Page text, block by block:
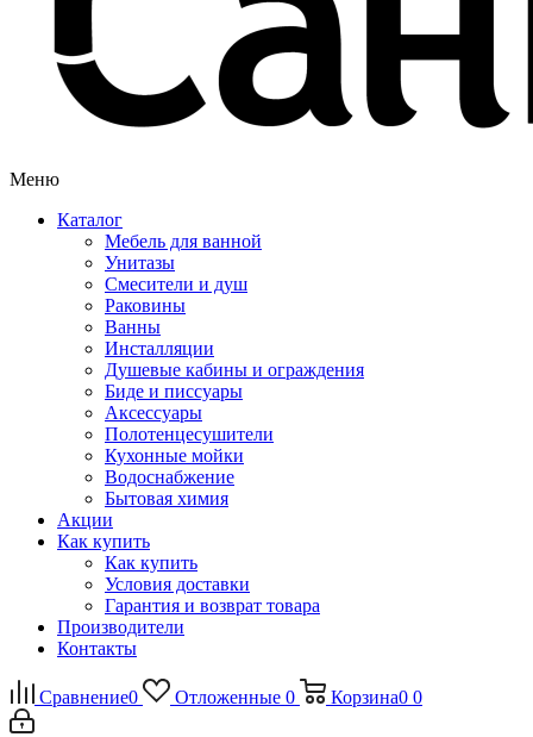
Меню
Каталог
Мебель для ванной
Унитазы
Смесители и душ
Раковины
Ванны
Инсталляции
Душевые кабины и ограждения
Биде и писсуары
Аксессуары
Полотенцесушители
Кухонные мойки
Водоснабжение
Бытовая химия
Акции
Как купить
Как купить
Условия доставки
Гарантия и возврат товара
Производители
Контакты
Сравнение0 Отложенные 0 Корзина0 0